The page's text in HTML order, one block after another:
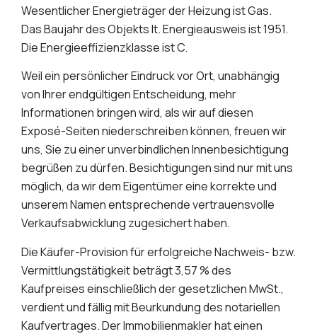
Wesentlicher Energieträger der Heizung ist Gas.
Das Baujahr des Objekts lt. Energieausweis ist 1951.
Die Energieeffizienzklasse ist C.
Weil ein persönlicher Eindruck vor Ort, unabhängig
von Ihrer endgültigen Entscheidung, mehr
Informationen bringen wird, als wir auf diesen
Exposé-Seiten niederschreiben können, freuen wir
uns, Sie zu einer unverbindlichen Innenbesichtigung
begrüßen zu dürfen. Besichtigungen sind nur mit uns
möglich, da wir dem Eigentümer eine korrekte und
unserem Namen entsprechende vertrauensvolle
Verkaufsabwicklung zugesichert haben.
Die Käufer-Provision für erfolgreiche Nachweis- bzw.
Vermittlungstätigkeit beträgt 3,57 % des
Kaufpreises einschließlich der gesetzlichen MwSt.,
verdient und fällig mit Beurkundung des notariellen
Kaufvertrages. Der Immobilienmakler hat einen